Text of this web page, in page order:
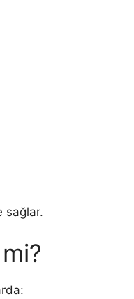
sağlar.